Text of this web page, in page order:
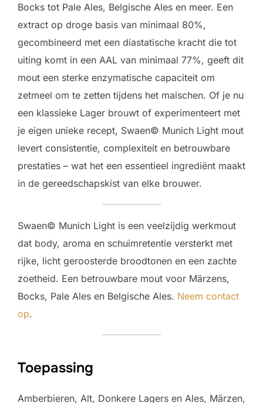
Bocks tot Pale Ales, Belgische Ales en meer. Een
extract op droge basis van minimaal 80%,
gecombineerd met een diastatische kracht die tot
uiting komt in een AAL van minimaal 77%, geeft dit
mout een sterke enzymatische capaciteit om
zetmeel om te zetten tijdens het maischen. Of je nu
een klassieke Lager brouwt of experimenteert met
je eigen unieke recept, Swaen© Munich Light mout
levert consistentie, complexiteit en betrouwbare
prestaties – wat het een essentieel ingrediënt maakt
in de gereedschapskist van elke brouwer.
Swaen© Munich Light is een veelzijdig werkmout
dat body, aroma en schuimretentie versterkt met
rijke, licht geroosterde broodtonen en een zachte
zoetheid. Een betrouwbare mout voor Märzens,
Bocks, Pale Ales en Belgische Ales. Neem contact
op.
Toepassing
Amberbieren, Alt, Donkere Lagers en Ales, Märzen,